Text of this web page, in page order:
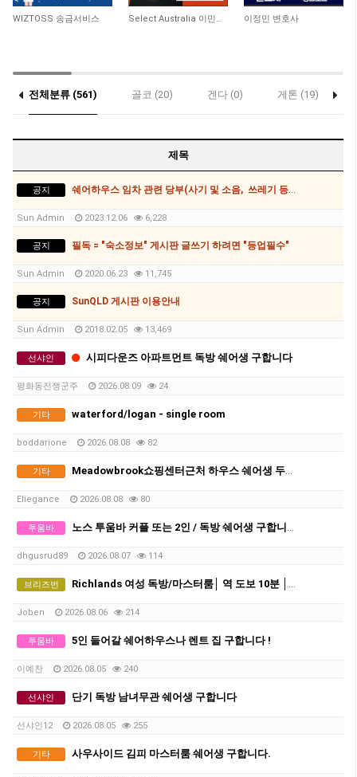
9,758
WIZTOSS 송금서비스 9,871 Select Australia 이민전문 9,274
이정민 변호사
전체분류 (561) 골코 (20) 겐다 (0) 게톤 (19)
제목
공지 쉐어하우스 임차 관련 당부(사기 및 소음, 쓰레기 등)사항
Sun Admin 2023.12.06 6,228
공지 필독 = "숙소정보" 게시판 글쓰기 하려면 "등업필수"
Sun Admin 2020.06.23 11,745
공지 SunQLD 게시판 이용안내
Sun Admin 2018.02.05 13,469
선샤인 시피다운즈 아파트먼트 독방 쉐어생 구합니다
평화동전쟁군주 2026.08.09 24
기타 waterford/logan - single room
boddarione 2026.08.08 82
기타 Meadowbrook쇼핑센터근처 하우스 쉐어생 두분구합니다:)
Eliegance 2026.08.08 80
투움바 노스 투움바 커플 또는 2인 / 독방 쉐어생 구합니다
dhgusrud89 2026.08.07 114
브리즈번 Richlands 여성 독방/마스터룸│ 역 도보 10분 │ 에어컨 │ 모든 빌 포함 │ 단기-약3개월 거주 가능
Joben 2026.08.06 214
투움바 5인 들어갈 쉐어하우스나 렌트 집 구합니다 !
이예찬 2026.08.05 240
선샤인 단기 독방 남녀무관 쉐어생 구합니다
선샤인12 2026.08.05 255
기타 사우사이드 김피 마스터룸 쉐어생 구합니다.